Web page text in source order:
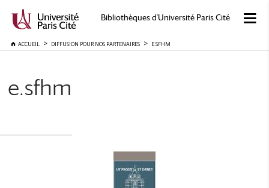
Bibliothèques d'Université Paris Cité
ACCUEIL DIFFUSION POUR NOS PARTENAIRES E.SFHM
e.sfhm